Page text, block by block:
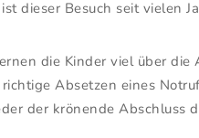
dieser Besuch seit vielen
die Kinder viel über
Absetzen eines
der krönende Abschluss